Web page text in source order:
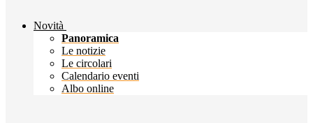
Novità
Panoramica
Le notizie
Le circolari
Calendario eventi
Albo online